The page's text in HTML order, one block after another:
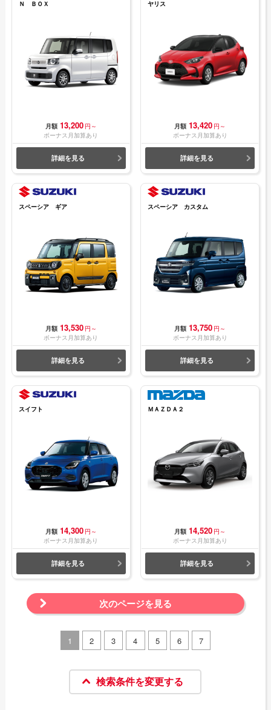
Ｎ ＢＯＸ
月額 13,200 円～
ボーナス月加算あり
詳細を見る
ヤリス
月額 13,420 円～
ボーナス月加算あり
詳細を見る
スペーシア ギア
月額 13,530 円～
ボーナス月加算あり
詳細を見る
スペーシア カスタム
月額 13,750 円～
ボーナス月加算あり
詳細を見る
スイフト
月額 14,300 円～
ボーナス月加算あり
詳細を見る
ＭＡＺＤＡ２
月額 14,520 円～
ボーナス月加算あり
詳細を見る
次のページを見る
1 2 3 4 5 6 7
検索条件を変更する